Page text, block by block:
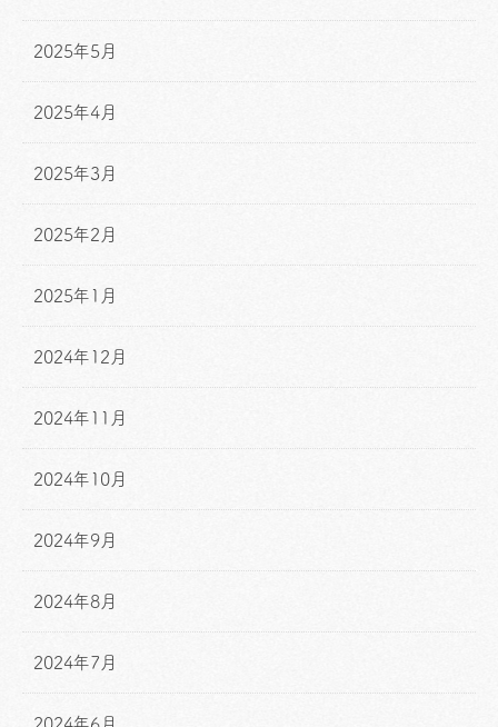
2025年5月
2025年4月
2025年3月
2025年2月
2025年1月
2024年12月
2024年11月
2024年10月
2024年9月
2024年8月
2024年7月